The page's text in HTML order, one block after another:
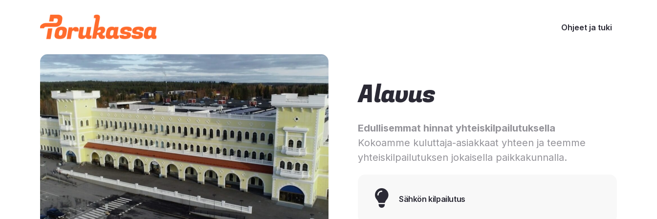
Ohjeet ja tuki
Alavus
Edullisemmat hinnat yhteiskilpailutuksella
Kokoamme kuluttaja-asiakkaat yhteen ja teemme
yhteiskilpailutuksen jokaisella paikkakunnalla.
Sähkön kilpailutus